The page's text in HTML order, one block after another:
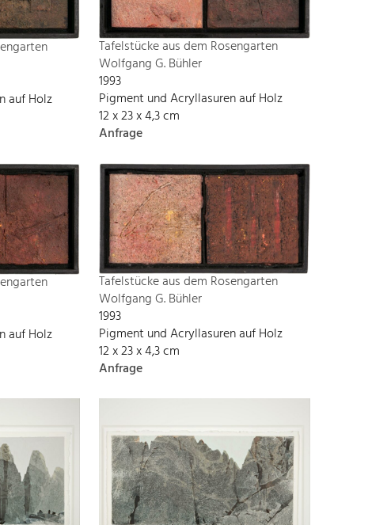
auf Holz
Tafelstücke aus dem Rosengarten
Wolfgang G. Bühler
1993
Pigment und Acryllasuren auf Holz
12 x 23 x 4,3 cm
Anfrage
auf Holz
Tafelstücke aus dem Rosengarten
Wolfgang G. Bühler
1993
Pigment und Acryllasuren auf Holz
12 x 23 x 4,3 cm
Anfrage